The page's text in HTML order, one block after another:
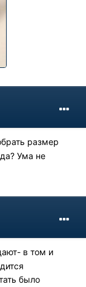
размер
Ума не
в том и
было